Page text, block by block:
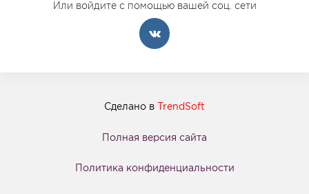
Или войдите с помощью вашей соц. сети
Сделано в TrendSoft
Полная версия сайта
Политика конфиденциальности